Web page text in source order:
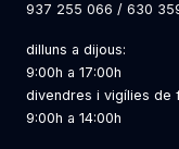
937 255 066 / 630
dilluns a dijous:
9:00h a 17:00h
divendres i vigílies de
9:00h a 14:00h